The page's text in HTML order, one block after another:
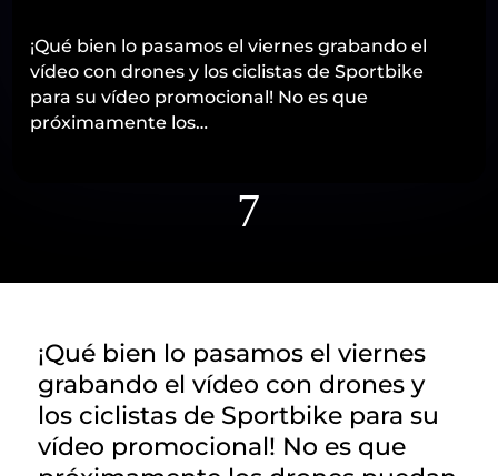
¡Qué bien lo pasamos el viernes grabando el
vídeo con drones y los ciclistas de Sportbike
para su vídeo promocional! No es que
próximamente los…
7
¡Qué bien lo pasamos el viernes
grabando el vídeo con drones y
los ciclistas de Sportbike para su
vídeo promocional! No es que